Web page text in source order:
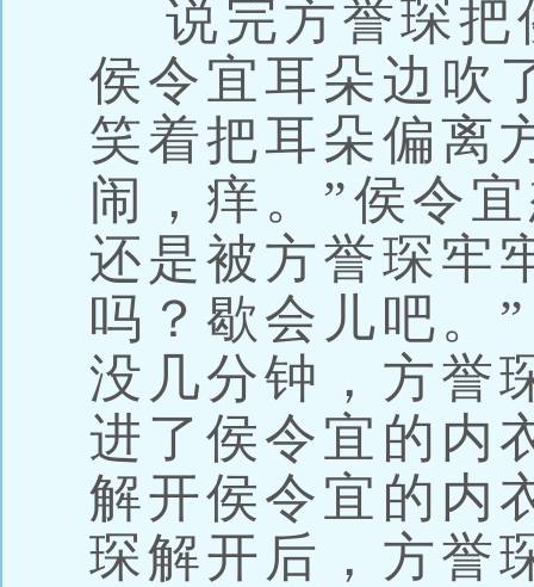
说完方誉琛把
侯令宜耳朵边吹
笑着把耳朵偏离
闹，痒。”侯令
还是被方誉琛牢
吗？歇会儿吧
没几分钟，方誉
进了侯令宜的内
解开侯令宜的内
琛解开后，方誉